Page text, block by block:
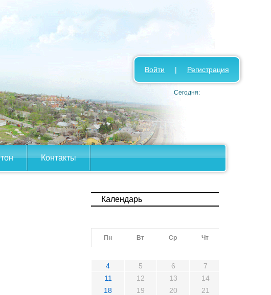
Контакты
Войти | Регистрация
Сегодня:
Календарь
Пн Вт Ср Чт
4
5 6 7
11
12 13 14
18
19 20 21